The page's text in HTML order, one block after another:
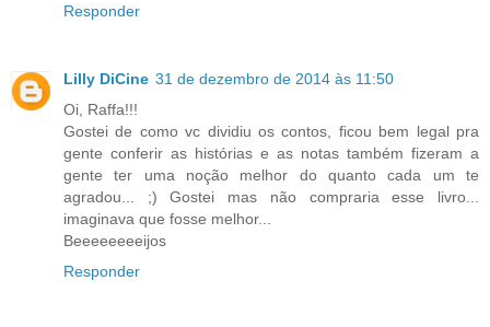
Responder
Lilly DiCine 31 de dezembro de 2014 às 11:50
Oi, Raffa!!!
Gostei de como vc dividiu os contos, ficou bem legal pra
gente conferir as histórias e as notas também fizeram a
gente ter uma noção melhor do quanto cada um te
agradou... ;) Gostei mas não compraria esse livro...
imaginava que fosse melhor...
Beeeeeeeeijos
Responder